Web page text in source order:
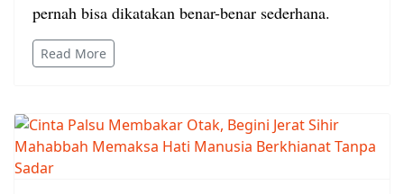
pernah bisa dikatakan benar-benar sederhana.
Read More